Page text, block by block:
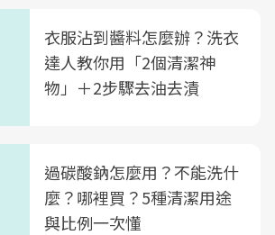
衣服沾到醬料怎麼辦？洗衣
達人教你用「2個清潔神
物」＋2步驟去油去漬
過碳酸鈉怎麼用？不能洗什
麼？哪裡買？5種清潔用途
與比例一次懂